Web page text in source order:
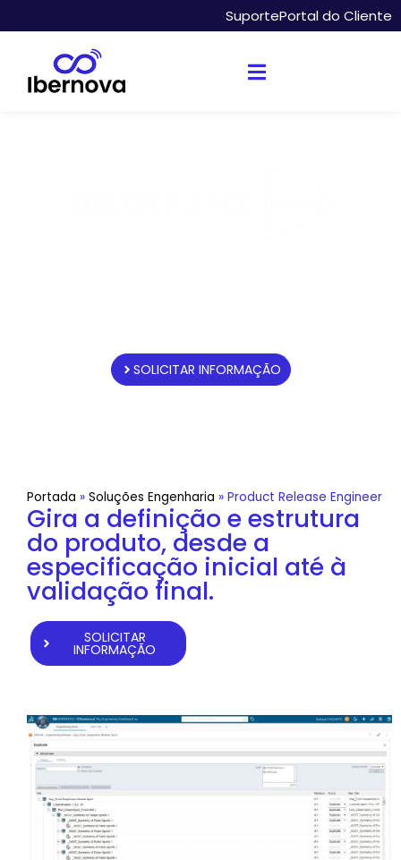
SuportePortal do Cliente
SOLICITAR INFORMAÇÃO
Portada » Soluções Engenharia » Product Release Engineer
Gira a definição e estrutura
do produto, desde a
especificação inicial até à
validação final.
SOLICITAR
INFORMAÇÃO